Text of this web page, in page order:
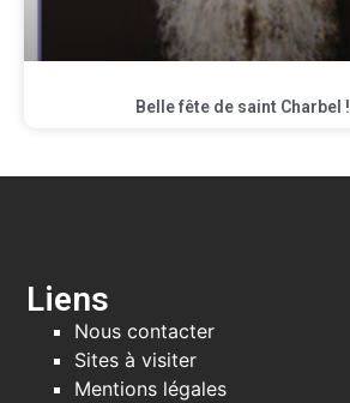
Belle fête de saint Charbel !
Liens
Nous contacter
Sites à visiter
Mentions légales